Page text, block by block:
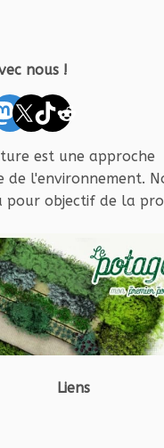
nous !
X TikTok
Reddit
est une approche
de l'environnement.
pour objectif de la
Liens